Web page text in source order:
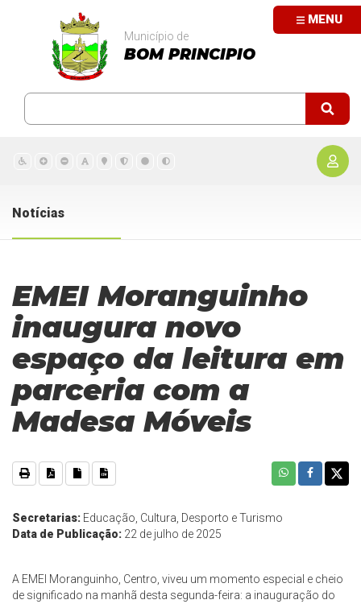
MENU
Município de
BOM PRINCIPIO
Notícias
EMEI Moranguinho
inaugura novo
espaço da leitura em
parceria com a
Madesa Móveis
Secretarias: Educação, Cultura, Desporto e Turismo
Data de Publicação: 22 de julho de 2025
A EMEI Moranguinho, Centro, viveu um momento especial e cheio
de significado na manhã desta segunda-feira: a inauguração do